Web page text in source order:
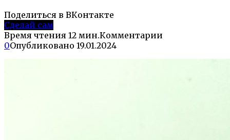
Поделиться в ВКонтакте
Сделай сам
Время чтения 12 мин.Комментарии
0Опубликовано 19.01.2024